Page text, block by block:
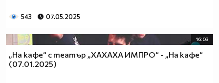
543 07.05.2025
16:03
„На кафе“ с театър „ХАХАХА ИМПРО“ - „На кафе“
(07.01.2025)